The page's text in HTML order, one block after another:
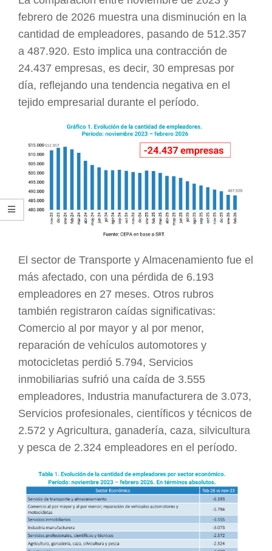
febrero de 2026 muestra una disminución en la
cantidad de empleadores, pasando de 512.357
a 487.920. Esto implica una contracción de
24.437 empresas, es decir, 30 empresas por
día, reflejando una tendencia negativa en el
tejido empresarial durante el período.
El sector de Transporte y Almacenamiento fue el
más afectado, con una pérdida de 6.193
empleadores en 27 meses. Otros rubros
también registraron caídas significativas:
Comercio al por mayor y al por menor,
reparación de vehículos automotores y
motocicletas perdió 5.794, Servicios
inmobiliarias sufrió una caída de 3.555
empleadores, Industria manufacturera de 3.073,
Servicios profesionales, científicos y técnicos de
2.572 y Agricultura, ganadería, caza, silvicultura
y pesca de 2.324 empleadores en el período.